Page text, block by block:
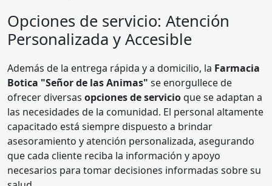
Opciones de servicio: Atención
Personalizada y Accesible
Además de la entrega rápida y a domicilio, la Farmacia
Botica "Señor de las Animas" se enorgullece de
ofrecer diversas opciones de servicioque se adaptan a
las necesidades de la comunidad. El personal altamente
capacitado está siempre dispuesto a brindar
asesoramiento y atención personalizada, asegurando
que cada cliente reciba la información y apoyo
necesarios para tomar decisiones informadas sobre su